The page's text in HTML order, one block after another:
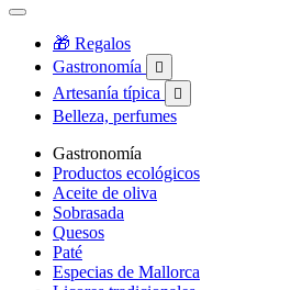
🎁 Regalos
Gastronomía

Artesanía típica 
Belleza, perfumes
Gastronomía
Productos ecológicos
Aceite de oliva
Sobrasada
Quesos
Paté
Especias de Mallorca